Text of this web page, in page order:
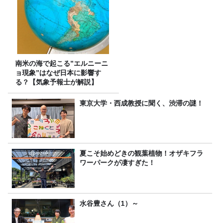
南米の海で起こる”エルニーニ
ョ現象”はなぜ日本に影響す
る？【気象予報士が解説】
東京大学・西成教授に聞く、渋滞の謎！
夏こそ始めどきの観葉植物！オザキフラ
ワーパークが凄すぎた！
水谷豊さん（1）～